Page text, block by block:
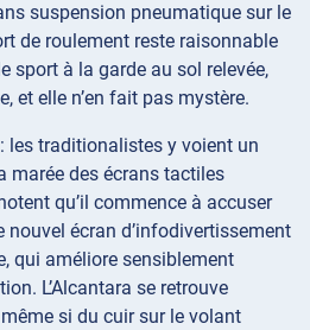
suspension pneumatique sur le
de roulement reste raisonnable
sport à la garde au sol relevée,
et elle n’en fait pas mystère.
les traditionalistes y voient un
marée des écrans tactiles
qu’il commence à accuser
nouvel écran d’infodivertissement
qui améliore sensiblement
L’Alcantara se retrouve
si du cuir sur le volant